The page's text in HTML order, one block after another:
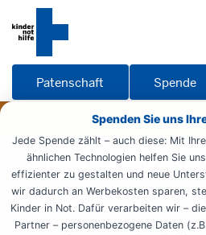
Spenden Sie uns
Jede Spende zählt – auch diese: Mit
ähnlichen Technologien helfen Sie
effizienter zu gestalten und neue
wir dadurch an Werbekosten sparen,
Kinder in Not. Dafür verarbeiten wir –
Partner – personenbezogene Daten
Patenschaft Spende
Startseite Presse
25. Kindernothilfe-Medienpreis
25. Kindernothilfe-